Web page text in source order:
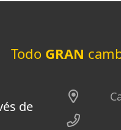
Todo GRAN
de